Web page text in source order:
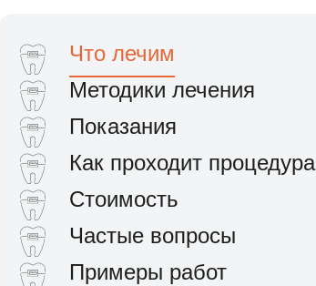
Что лечим
Методики лечения
Показания
Как проходит процедура
Стоимость
Частые вопросы
Примеры работ